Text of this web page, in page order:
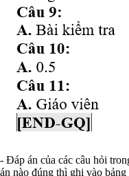
- Đáp án của các câu hỏi
án nào đúng thì ghi vào bảng